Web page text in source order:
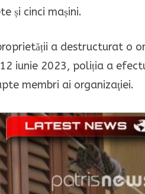
și cinci mașini.
a destructurat o
iunie 2023, poliția a
membri ai organizaţiei.